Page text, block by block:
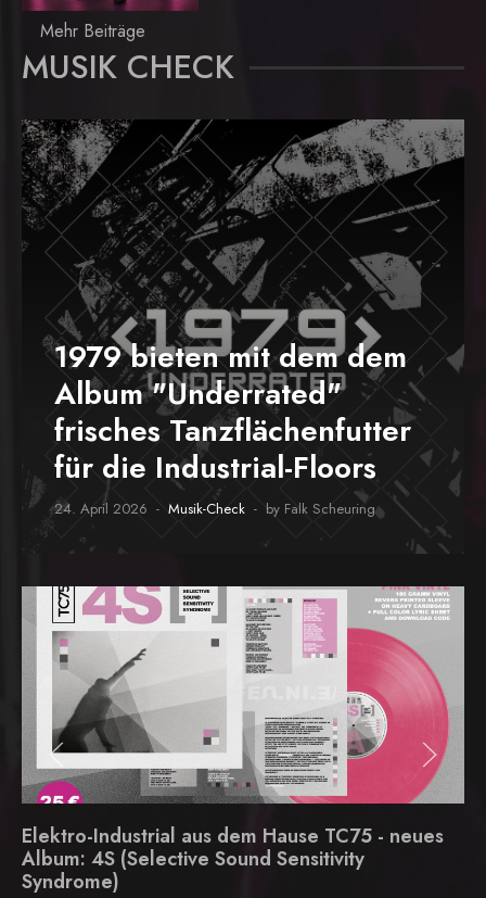
Mehr Beiträge
MUSIK CHECK
1979 bieten mit dem dem
Album "Underrated"
frisches Tanzflächenfutter
für die Industrial-Floors
24. April 2026 Musik-Check by Falk Scheuring
Elektro-Industrial aus dem Hause TC75 - neues
Album: 4S (Selective Sound Sensitivity
Syndrome)